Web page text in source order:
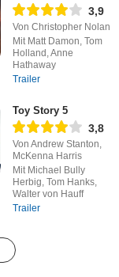
3,9
Von Christopher Nolan
Mit Matt Damon, Tom
Holland, Anne
Hathaway
Trailer
Toy Story 5
3,8
Von Andrew Stanton,
McKenna Harris
Mit Michael Bully
Herbig, Tom Hanks,
Walter von Hauff
Trailer